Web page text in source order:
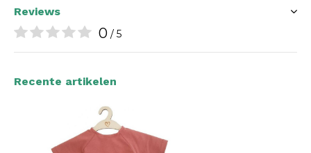
Reviews
0 / 5
Recente artikelen